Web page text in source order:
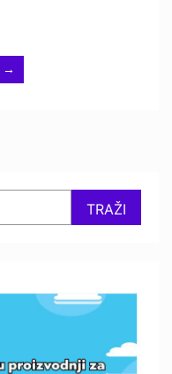
→
TRAŽI